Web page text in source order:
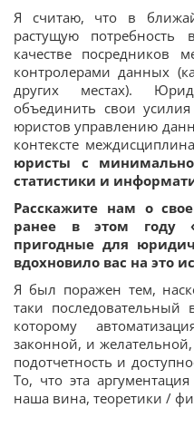
Я считаю, что в
растущую
качестве посредников
контролерами данных
других местах).
объединить свои
юристов управлению
контексте
юристы с
статистики и
Расскажите нам о
ранее в этом году
пригодные для
вдохновило вас на это
Я был поражен тем,
таки последовательный
которому
законной, и
подотчетность и
То, что эта
наша вина, теоретики /